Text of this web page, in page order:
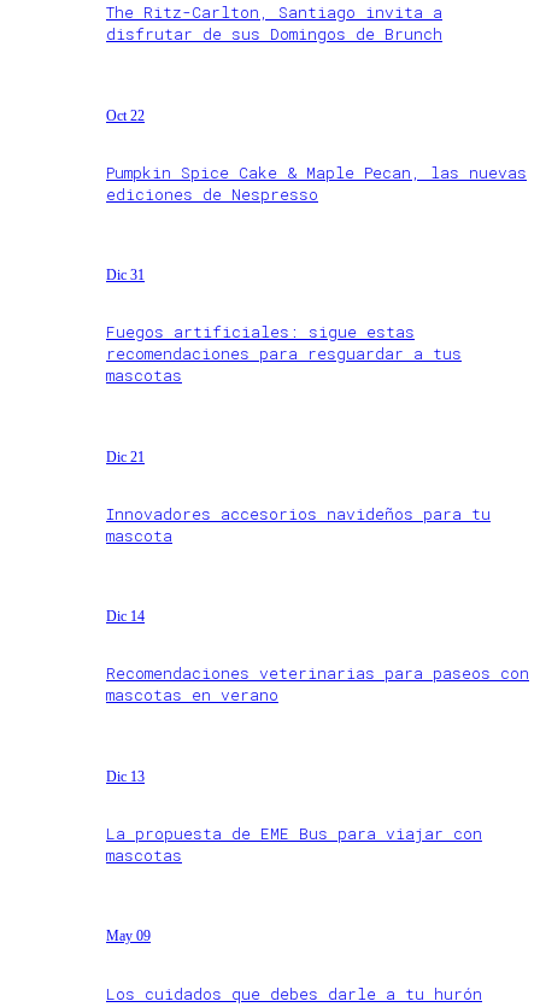
The Ritz-Carlton, Santiago invita a
disfrutar de sus Domingos de Brunch
Oct 22
Pumpkin Spice Cake & Maple Pecan, las nuevas
ediciones de Nespresso
Dic 31
Fuegos artificiales: sigue estas
recomendaciones para resguardar a tus
mascotas
Dic 21
Innovadores accesorios navideños para tu
mascota
Dic 14
Recomendaciones veterinarias para paseos con
mascotas en verano
Dic 13
La propuesta de EME Bus para viajar con
mascotas
May 09
Los cuidados que debes darle a tu hurón